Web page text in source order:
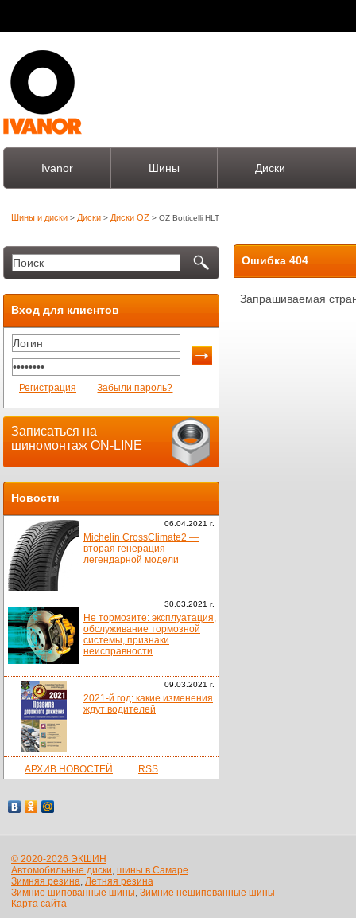
Ivanor Шины Диски
Шины и диски > Диски > Диски OZ > OZ Botticelli HLT
Вход для клиентов
Регистрация Забыли пароль?
Записаться на
шиномонтаж ON-LINE
Новости
06.04.2021 г.
Michelin CrossClimate2 —
вторая генерация
легендарной модели
30.03.2021 г.
Не тормозите: эксплуатация,
обслуживание тормозной
системы, признаки
неисправности
09.03.2021 г.
2021-й год: какие изменения
ждут водителей
АРХИВ НОВОСТЕЙ RSS
Ошибка 404
Запрашиваемая
© 2020-2026 ЭКШИН
Автомобильные диски, шины в Самаре
Зимняя резина, Летняя резина
Зимние шипованные шины, Зимние нешипованные шины
Карта сайта